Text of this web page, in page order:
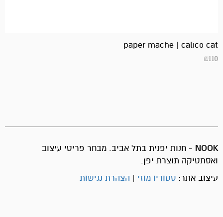
paper mache | calico cat
₪110
NOOK - חנות יפנית בתל אביב. מבחר פריטי עיצוב
ואסתטיקה תוצרת יפן.
עיצוב אתר: סטודיו מוזי | הצהרת נגישות